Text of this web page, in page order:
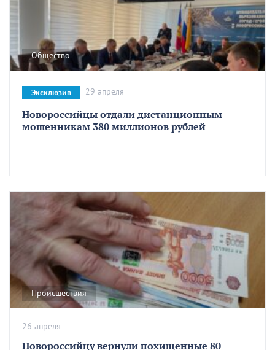
Общество
Новороссийцы отдали дистанционным
мошенникам 380 миллионов рублей
Эксклюзив 29 апреля
Происшествия
Новороссийцу вернули похищенные 80
26 апреля